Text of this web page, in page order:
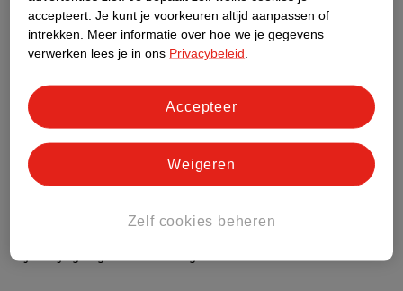
Repen
Poeders
Poeders kun je vaak met water, melk of een plantaardig
alternatief voor melk aanlengen. Kijk op de verpakking voor de
aanbevolen bereidingswijze. Shakes zijn kant en klare drankjes
en zijn net als repen makkelijk mee te nemen.
Maaltijdvervangende shakes
Maaltijdshakeszijn gemakkelijk mee te nemen naar je werk of
om onderweg te gebruiken. Ze zijn verkrijgbaar in verschillende
accepteert. Je kunt je voorkeuren altijd aanpassen of
intrekken.
Meer informatie over hoe we je gegevens
verwerken lees je in ons Privacybeleid
Zelf cookies beheren
Weigeren
Accepteer